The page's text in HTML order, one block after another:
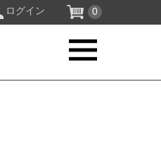
ログイン 0